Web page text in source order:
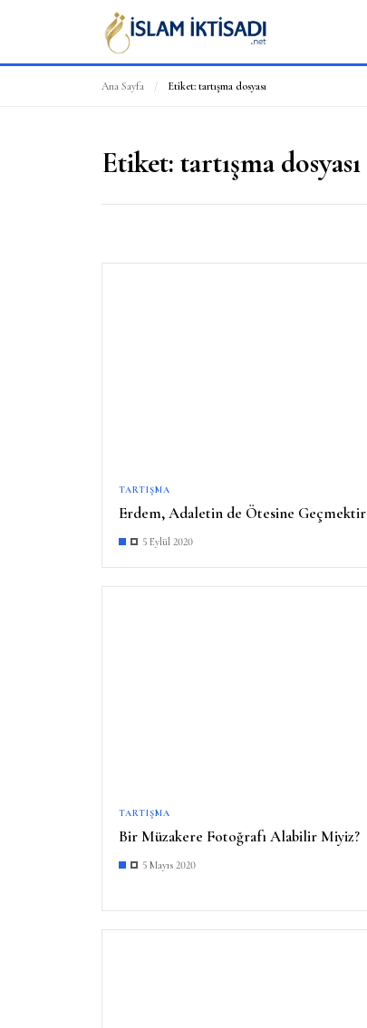
Ana Sayfa / Etiket: tartışma dosyası
Etiket: tartışma dosyası
TARTIŞMA
Erdem, Adaletin de Ötesine Geçmektir
5 Eylül 2020
TARTIŞMA
Bir Müzakere Fotoğrafı Alabilir Miyiz?
5 Mayıs 2020